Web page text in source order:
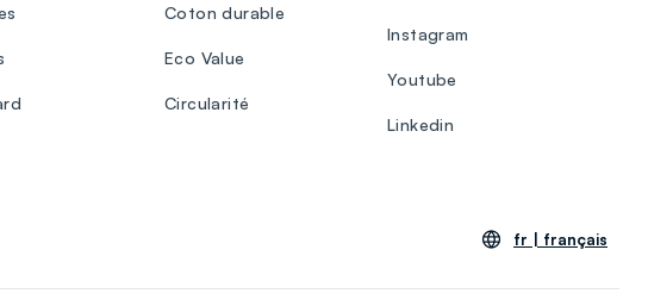
Coton durable
Eco Value
Circularité
Instagram
Youtube
Linkedin
fr | français